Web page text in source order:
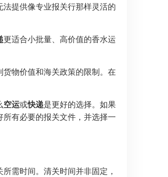
法提供像专业报关行那样灵活的
更适合小批量、高价值的香水运
物价值和海关政策的限制。在
空运或快递是更好的选择。如果
所有必要的报关文件，并选择一
需时间。清关时间并非固定，